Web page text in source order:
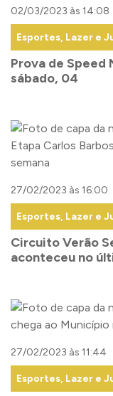
02/03/2023 às 14:08
Esportes, Lazer e
Prova de Speed
sábado, 04
27/02/2023 às 16:00
Esportes, Lazer e
Circuito Verão
aconteceu no
27/02/2023 às 11:44
Esportes, Lazer e